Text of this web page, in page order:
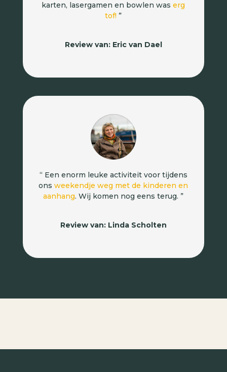
karten, lasergamen en bowlen waserg
tof! ”
Review van: Eric van Dael
“ Een enorm leuke activiteit voor tijdens
ons weekendje weg met de kinderen en
aanhang. Wij komen nog eens terug. ”
Review van: Linda Scholten